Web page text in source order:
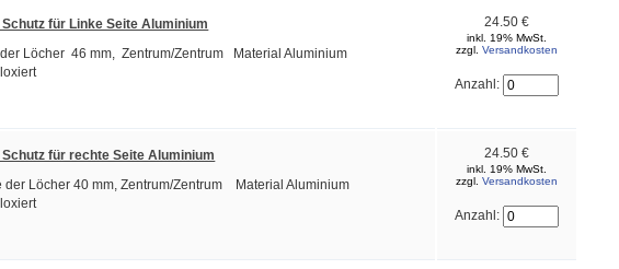
für Linke Seite Aluminium
Löcher 46 mm, Zentrum/Zentrum Material Aluminium
24.50 €
inkl. 19% MwSt.
zzgl.Versandkosten
Anzahl:
für rechte Seite Aluminium
der Löcher 40 mm, Zentrum/Zentrum Material Aluminium
24.50 €
inkl. 19% MwSt.
zzgl.Versandkosten
Anzahl: